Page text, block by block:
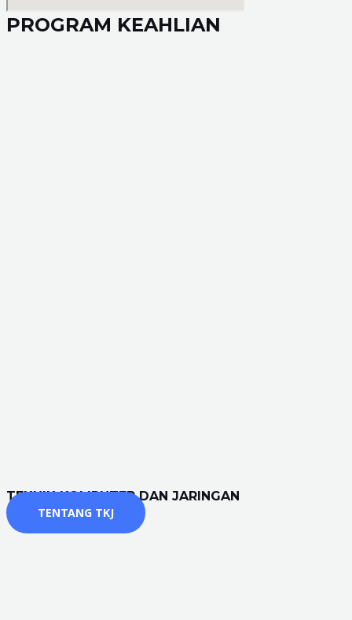
PROGRAM KEAHLIAN
TEKNIK KOMPUTER DAN JARINGAN
TENTANG TKJ